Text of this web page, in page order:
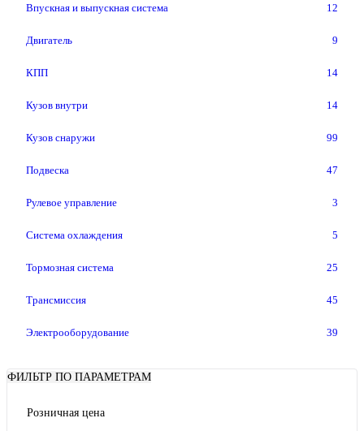
Впускная и выпускная система 12
Двигатель 9
КПП 14
Кузов внутри 14
Кузов снаружи 99
Подвеска 47
Рулевое управление 3
Система охлаждения 5
Тормозная система 25
Трансмиссия 45
Электрооборудование 39
ФИЛЬТР ПО ПАРАМЕТРАМ
Розничная цена